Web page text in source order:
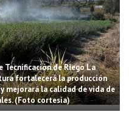
Tecnificación de Riego La
fortalecerá la producción
mejorará la calidad de vida de
(Foto cortesía)